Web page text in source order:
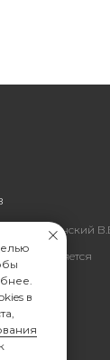
не является
ИП Ильинский
в